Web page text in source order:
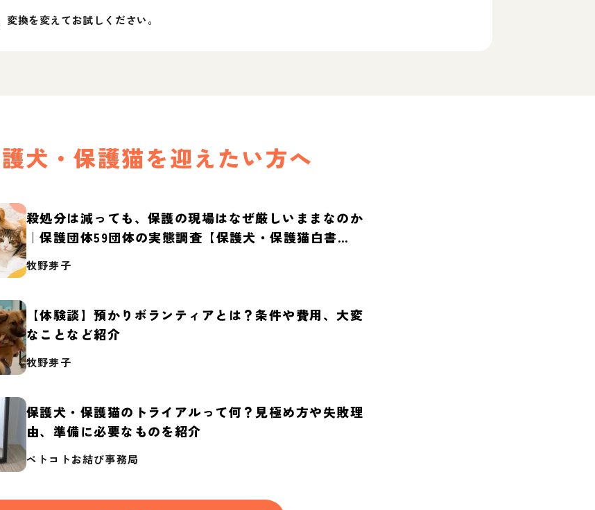
換を変えてお試しください。
犬・保護猫を迎えたい方へ
殺処分は減っても、保護の現場はなぜ厳しいままなのか
｜保護団体59団体の実態調査【保護犬・保護猫白書
2026】
牧野芽子
【体験談】預かりボランティアとは？条件や費用、大変
なことなど紹介
牧野芽子
保護犬・保護猫のトライアルって何？見極め方や失敗理
由、準備に必要なものを紹介
ペトコトお結び事務局